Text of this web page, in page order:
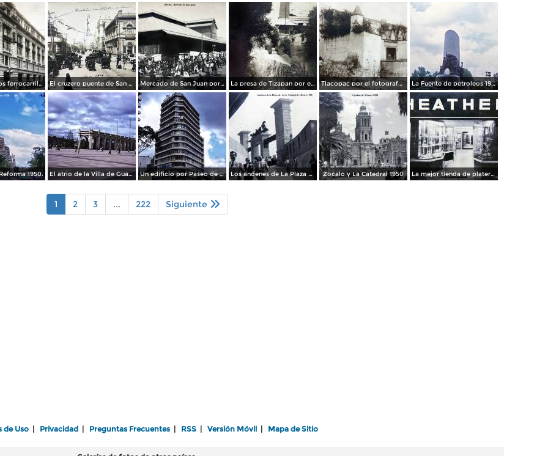
Edicicio de los ferrocarriles. El cruzero puente de San Francisco y Guardiola por el fotografo Felix Miret. Mercado de San Juan por el fotografo Felix Miret La presa de Tizapan por el fotografo Fernando Kososky. ( Circulada el 22 de Diembre de 1910 ). Tlacopac por el fotografo Hugo Brehme. La Fuente de petroleos 1950.
1950. El atrio de la Villa de Guadalupe 1950. Un edificio por Paseo de La Reforma 1950 Los andenes de La Plaza de toros Ciudad de México 1950 Zocalo y La Catedral 1950 La mejor tienda de plateria.
1 2 3 ... 222 Siguiente
de Uso Privacidad Preguntas Frecuentes RSS Versión Móvil Mapa de Sitio